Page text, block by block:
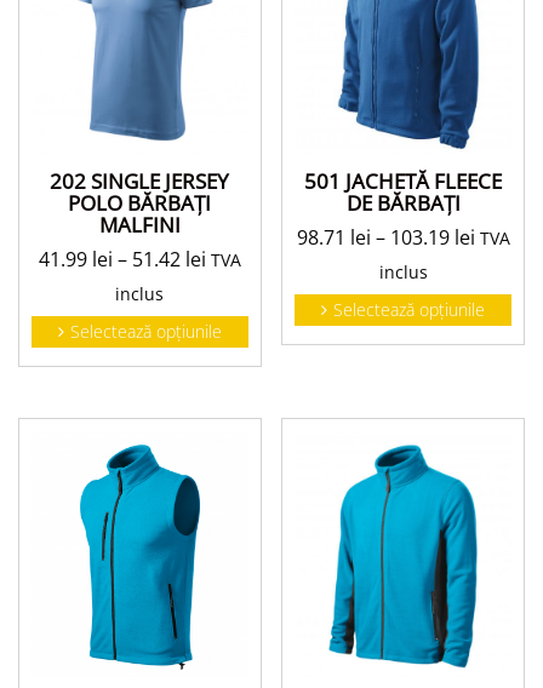
202 SINGLE JERSEY
POLO BĂRBAŢI
MALFINI
41.99 lei – 51.42 lei TVA
inclus
Selectează opțiunile
501 JACHETĂ FLEECE
DE BĂRBAŢI
98.71 lei – 103.19 lei TVA
inclus
Selectează opțiunile